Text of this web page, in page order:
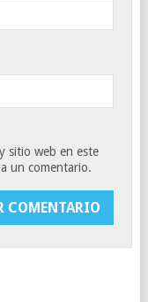
sitio web en este
un comentario.